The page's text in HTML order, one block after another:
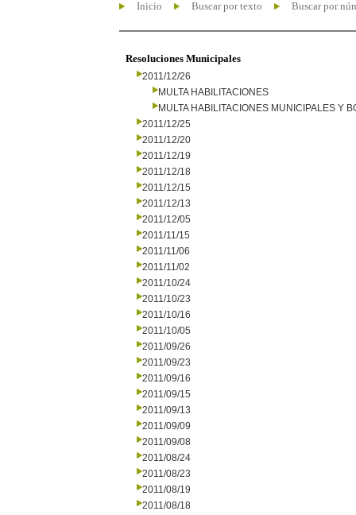
Inicio Buscar por texto Buscar por
Resoluciones Municipales
2011/12/26
MULTA HABILITACIONES
MULTA HABILITACIONES MUNICIPALES Y
2011/12/25
2011/12/20
2011/12/19
2011/12/18
2011/12/15
2011/12/13
2011/12/05
2011/11/15
2011/11/06
2011/11/02
2011/10/24
2011/10/23
2011/10/16
2011/10/05
2011/09/26
2011/09/23
2011/09/16
2011/09/15
2011/09/13
2011/09/09
2011/09/08
2011/08/24
2011/08/23
2011/08/19
2011/08/18